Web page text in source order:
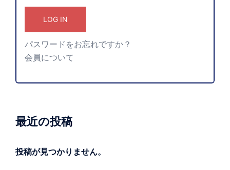
パスワードをお忘れですか？
会員について
最近の投稿
投稿が見つかりません。